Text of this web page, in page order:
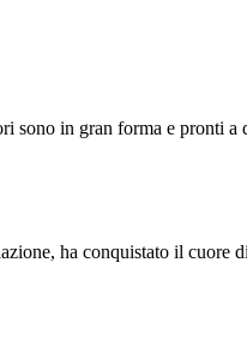
in gran forma e pronti a
ha conquistato il